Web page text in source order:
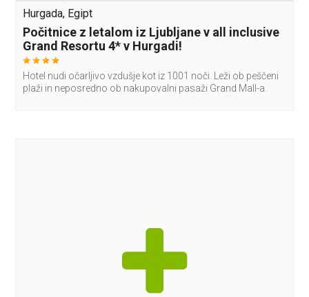
Hurgada, Egipt
Počitnice z letalom iz Ljubljane v all inclusive
Grand Resortu 4* v Hurgadi!
Hotel nudi očarljivo vzdušje kot iz 1001 noči. Leži ob peščeni
plaži in neposredno ob nakupovalni pasaži Grand Mall-a.